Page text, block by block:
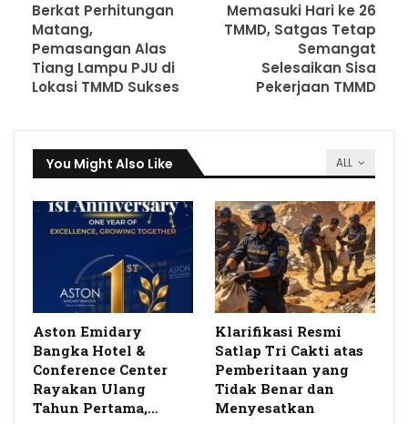
Berkat Perhitungan
Matang,
Pemasangan Alas
Tiang Lampu PJU di
Lokasi TMMD Sukses
Memasuki Hari ke 26
TMMD, Satgas Tetap
Semangat
Selesaikan Sisa
Pekerjaan TMMD
ALL
You Might Also Like
Aston Emidary
Bangka Hotel &
Conference Center
Rayakan Ulang
Tahun Pertama,…
Klarifikasi Resmi
Satlap Tri Cakti atas
Pemberitaan yang
Tidak Benar dan
Menyesatkan